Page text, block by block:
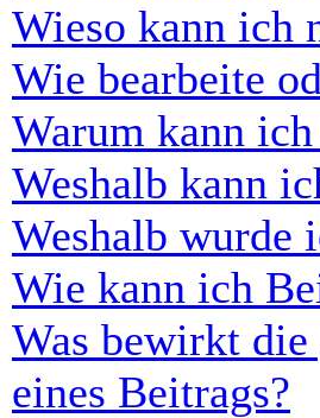
Wieso kann ich
Wie bearbeite
Warum kann
Weshalb kann
Weshalb wurde
Wie kann ich
Was bewirkt die
eines Beitrags?